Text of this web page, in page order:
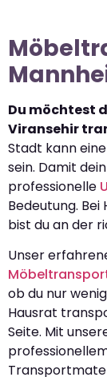
Du möchtest
Viransehir
Stadt kann
sein. Damit
professionelle
Bedeutung.
bist du an der
Unser
ob du nur
Hausrat
Seite. Mit